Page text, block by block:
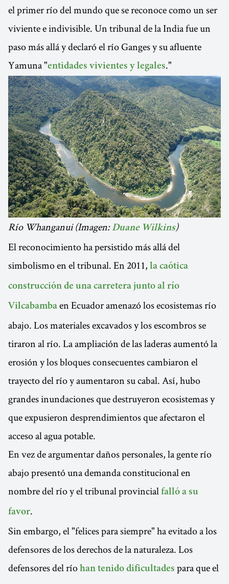
el primer río del mundo que se reconoce como un ser
viviente e indivisible. Un tribunal de la India fue un
paso más allá y declaró el río Ganges y su afluente
Yamuna "entidades vivientes y legales."
Río Whanganui (Imagen: Duane Wilkins)
El reconocimiento ha persistido más allá del
simbolismo en el tribunal. En 2011, la caótica
construcción de una carretera junto al río
Vilcabamba en Ecuador amenazó los ecosistemas río
abajo. Los materiales excavados y los escombros se
tiraron al río. La ampliación de las laderas aumentó la
erosión y los bloques consecuentes cambiaron el
trayecto del río y aumentaron su cabal. Así, hubo
grandes inundaciones que destruyeron ecosistemas y
que expusieron desprendimientos que afectaron el
acceso al agua potable.
En vez de argumentar daños personales, la gente río
abajo presentó una demanda constitucional en
nombre del río y el tribunal provincial falló a su
favor.
Sin embargo, el "felices para siempre" ha evitado a los
defensores de los derechos de la naturaleza. Los
defensores del río han tenido dificultades para que el